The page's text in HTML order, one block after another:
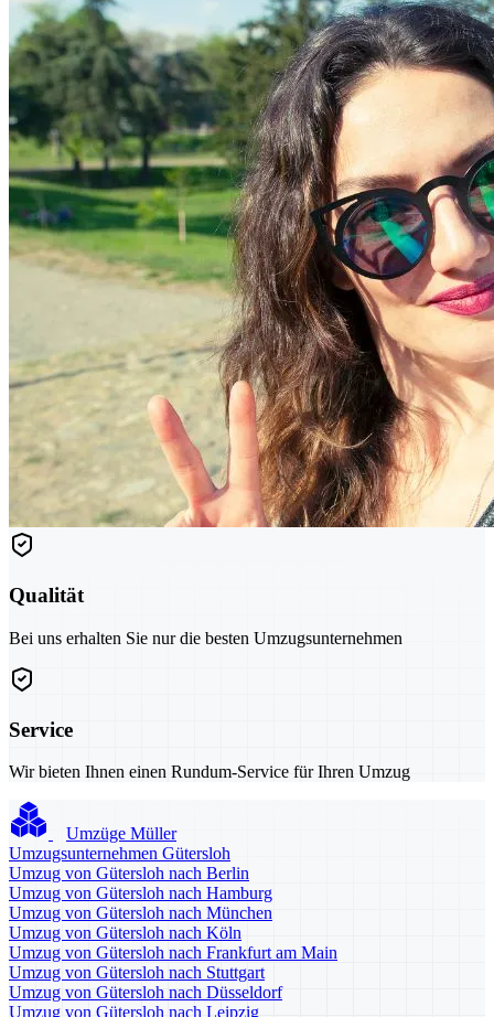
Qualität
Bei uns erhalten Sie nur die besten Umzugsunternehmen
Service
Wir bieten Ihnen einen Rundum-Service für Ihren Umzug
Umzüge Müller
Umzugsunternehmen Gütersloh
Umzug von Gütersloh nach Berlin
Umzug von Gütersloh nach Hamburg
Umzug von Gütersloh nach München
Umzug von Gütersloh nach Köln
Umzug von Gütersloh nach Frankfurt am Main
Umzug von Gütersloh nach Stuttgart
Umzug von Gütersloh nach Düsseldorf
Umzug von Gütersloh nach Leipzig